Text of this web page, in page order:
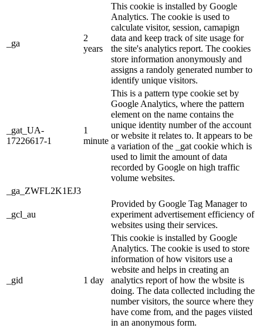
_ga
2
years
This cookie is installed by Google
Analytics. The cookie is used to
calculate visitor, session, camapign
data and keep track of site usage for
the site's analytics report. The cookies
store information anonymously and
assigns a randoly generated number to
identify unique visitors.
_gat_UA-
17226617-1
1
minute
This is a pattern type cookie set by
Google Analytics, where the pattern
element on the name contains the
unique identity number of the account
or website it relates to. It appears to be
a variation of the _gat cookie which is
used to limit the amount of data
recorded by Google on high traffic
volume websites.
_ga_ZWFL2K1EJ3
_gcl_au
Provided by Google Tag Manager to
experiment advertisement efficiency of
websites using their services.
_gid 1 day
This cookie is installed by Google
Analytics. The cookie is used to store
information of how visitors use a
website and helps in creating an
analytics report of how the wbsite is
doing. The data collected including the
number visitors, the source where they
have come from, and the pages viisted
in an anonymous form.